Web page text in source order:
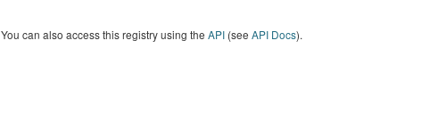
You can also access this registry using the API (see API Docs).